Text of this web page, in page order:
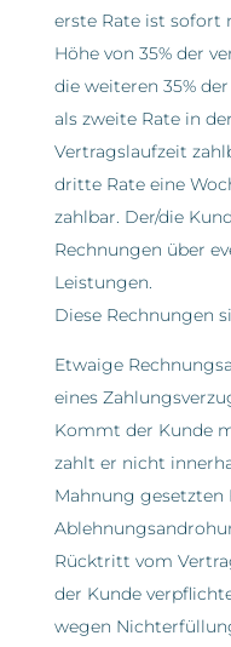
erste Rate ist sofort
Höhe von 35% der
die weiteren 35%
als zweite Rate in
Vertragslaufzeit
dritte Rate eine
zahlbar. Der/die
Rechnungen über
Leistungen.
Diese Rechnungen
Etwaige
eines
Kommt der Kunde
zahlt er nicht
Mahnung gesetzten
Rücktritt vom
der Kunde
wegen